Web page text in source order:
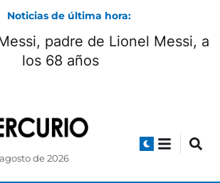
Noticias de última hora:
padre de Lionel Messi, a
los 68 años
de 2026